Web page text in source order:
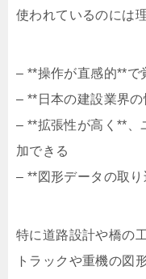
使われているのには
– **操作が直感的**で
– **日本の建設業界
– **拡張性が高く**、
加できる
– **図形データの取
特に道路設計や橋の
トラックや重機の図